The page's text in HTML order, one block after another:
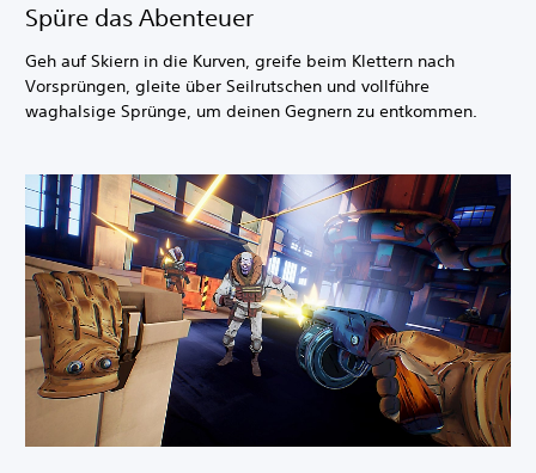
Spüre das Abenteuer
Geh auf Skiern in die Kurven, greife beim Klettern nach
Vorsprüngen, gleite über Seilrutschen und vollführe
waghalsige Sprünge, um deinen Gegnern zu entkommen.